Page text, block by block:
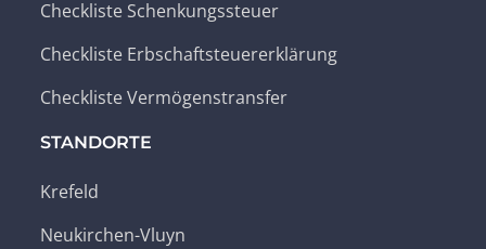
Checkliste Schenkungssteuer
Checkliste Erbschaftsteuererklärung
Checkliste Vermögenstransfer
STANDORTE
Krefeld
Neukirchen-Vluyn